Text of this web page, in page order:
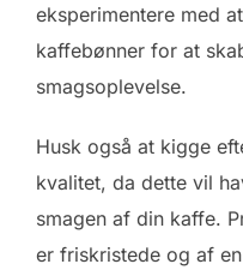
eksperimentere med
kaffebønner for at
smagsoplevelse.
Husk også at kigge
kvalitet, da dette vil
smagen af din kaffe.
er friskristede og af